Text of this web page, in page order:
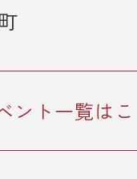
ント一覧は